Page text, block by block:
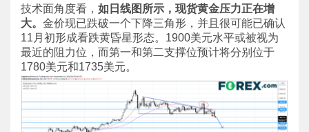
技术面角度看， 如日线图所示，现货黄金压力正在增
大。 金价现已跌破一个下降三角形，并且很可能已确认
11月初形成看跌黄昏星形态。1900美元水平或被视为
最近的阻力位，而第一和第二支撑位预计将分别位于
1780美元和1735美元。